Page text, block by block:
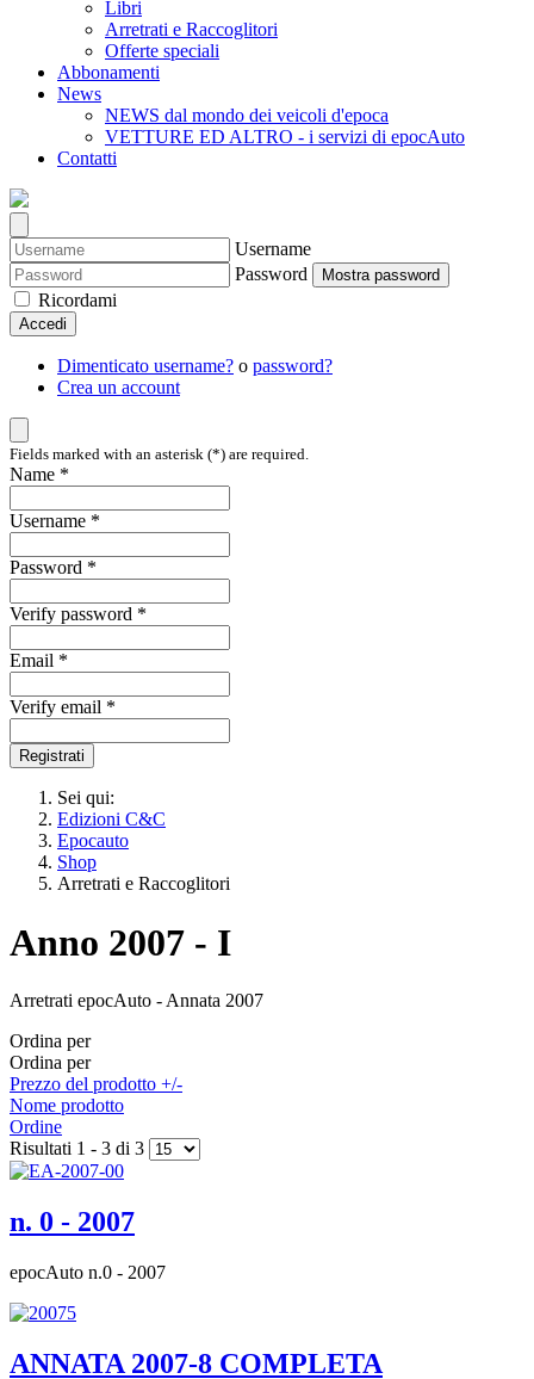
Libri
Arretrati e Raccoglitori
Offerte speciali
Abbonamenti
News
NEWS dal mondo dei veicoli d'epoca
VETTURE ED ALTRO - i servizi di epocAuto
Contatti
Username
Password
Mostra password
Ricordami
Accedi
Dimenticato username? o password?
Crea un account
Fields marked with an asterisk (*) are required.
Name *
Username *
Password *
Verify password *
Email *
Verify email *
Registrati
Sei qui:
Edizioni C&C
Epocauto
Shop
Arretrati e Raccoglitori
Anno 2007 - I
Arretrati epocAuto - Annata 2007
Ordina per
Ordina per
Prezzo del prodotto +/-
Nome prodotto
Ordine
Risultati 1 - 3 di 3
n. 0 - 2007
epocAuto n.0 - 2007
ANNATA 2007-8 COMPLETA